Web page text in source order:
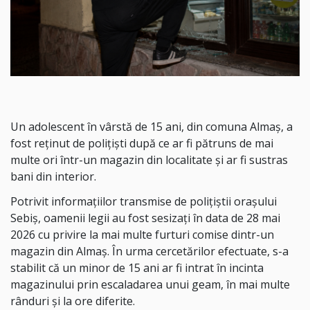
Un adolescent în vârstă de 15 ani, din comuna Almaș, a
fost reținut de polițiști după ce ar fi pătruns de mai
multe ori într-un magazin din localitate și ar fi sustras
bani din interior.
Potrivit informațiilor transmise de polițiștii orașului
Sebiș, oamenii legii au fost sesizați în data de 28 mai
2026 cu privire la mai multe furturi comise dintr-un
magazin din Almaș. În urma cercetărilor efectuate, s-a
stabilit că un minor de 15 ani ar fi intrat în incinta
magazinului prin escaladarea unui geam, în mai multe
rânduri și la ore diferite.